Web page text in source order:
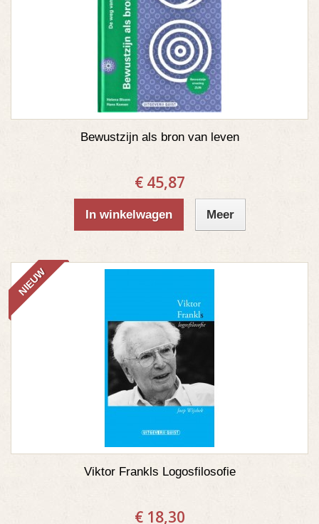
Bewustzijn als bron van leven
€ 45,87
In winkelwagen Meer
NIEUW
Viktor Frankls Logosfilosofie
€ 18,30